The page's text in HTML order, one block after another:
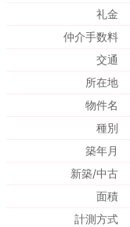
礼金
仲介手数料
交通
所在地
物件名
種別
築年月
新築/中古
面積
計測方式